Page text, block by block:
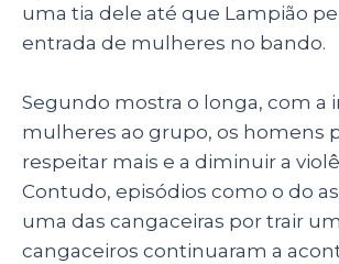
uma tia dele até que Lampião
entrada de mulheres no bando.
Segundo mostra o longa, com a
mulheres ao grupo, os homens
respeitar mais e a diminuir a
Contudo, episódios como o do
uma das cangaceiras por trair
cangaceiros continuaram a